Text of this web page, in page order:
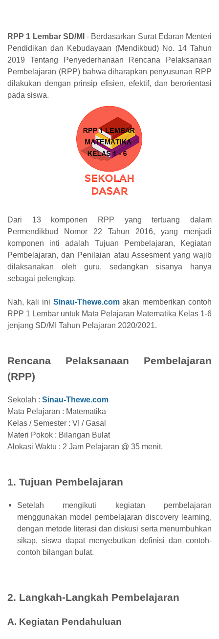
RPP 1 Lembar SD/MI - Berdasarkan Surat Edaran Menteri
Pendidikan dan Kebudayaan (Mendikbud) No. 14 Tahun
2019 Tentang Penyederhanaan Rencana Pelaksanaan
Pembelajaran (RPP) bahwa diharapkan penyusunan RPP
dilakukan dengan prinsip efisien, efektif, dan berorientasi
pada siswa.
Dari 13 komponen RPP yang tertuang dalam
Permendikbud Nomor 22 Tahun 2016, yang menjadi
komponen inti adalah Tujuan Pembelajaran, Kegiatan
Pembelajaran, dan Penilaian atau Assesment yang wajib
dilaksanakan oleh guru, sedangkan sisanya hanya
sebagai pelengkap.
Nah, kali ini Sinau-Thewe.comakan memberikan contoh
RPP 1 Lembar untuk Mata Pelajaran Matematika Kelas 1-6
jenjang SD/MI Tahun Pelajaran 2020/2021.
Rencana Pelaksanaan Pembelajaran
(RPP)
Sekolah : Sinau-Thewe.com
Mata Pelajaran : Matematika
Kelas / Semester : VI / Gasal
Materi Pokok : Bilangan Bulat
Alokasi Waktu : 2 Jam Pelajaran @ 35 menit.
1. Tujuan Pembelajaran
Setelah mengikuti kegiatan pembelajaran
menggunakan model pembelajaran discovery learning,
dengan metode literasi dan diskusi serta menumbuhkan
sikap, siswa dapat menyebutkan definisi dan contoh-
contoh bilangan bulat.
2. Langkah-Langkah Pembelajaran
A. Kegiatan Pendahuluan